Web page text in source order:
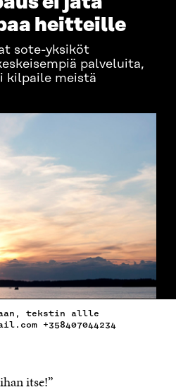
heitteille
sote-yksiköt
palveluita,
kilpaile meistä
tekstin allle
+358407044234
itse!”